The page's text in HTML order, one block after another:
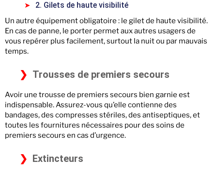
2. Gilets de haute visibilité
Un autre équipement obligatoire : le gilet de haute visibilité.
En cas de panne, le porter permet aux autres usagers de
vous repérer plus facilement, surtout la nuit ou par mauvais
temps.
Trousses de premiers secours
Avoir une trousse de premiers secours bien garnie est
indispensable. Assurez-vous qu’elle contienne des
bandages, des compresses stériles, des antiseptiques, et
toutes les fournitures nécessaires pour des soins de
premiers secours en cas d’urgence.
Extincteurs